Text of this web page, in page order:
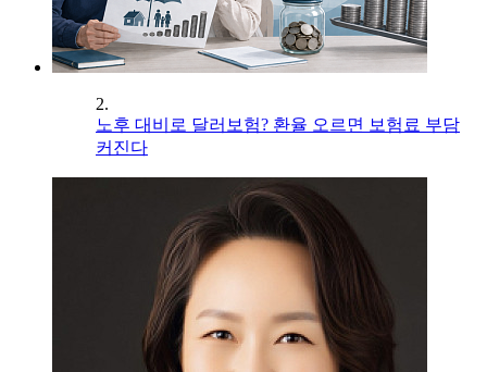
2.
노후 대비로 달러보험? 환율 오르면 보험료 부담
커진다